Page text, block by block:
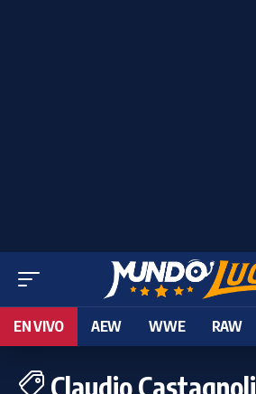
EN VIVO AEW WWE RAW
Claudio Castagnoli